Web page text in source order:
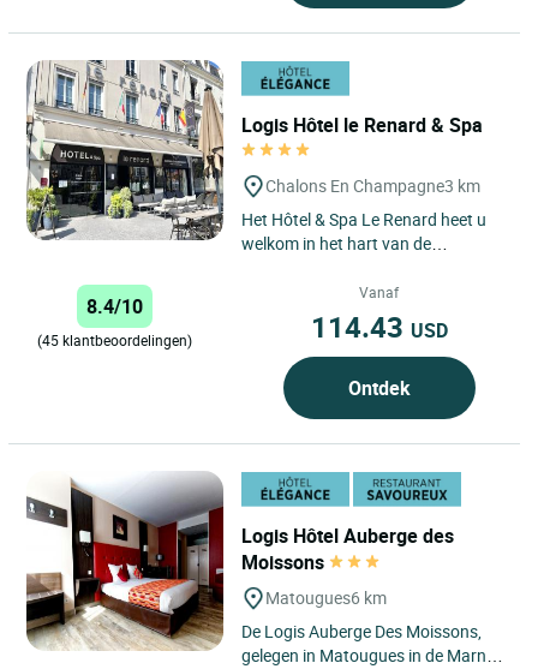
Logis Hôtel le Renard & Spa
Chalons En Champagne3 km
Het Hôtel & Spa Le Renard heet u
welkom in het hart van de
schilderachtig verblijf in een stad...
8.4/10
(45 klantbeoordelingen)
Vanaf
114.43 USD
Ontdek
Logis Hôtel Auberge des
Moissons
Matougues6 km
De Logis Auberge Des Moissons,
gelegen in Matougues in de Marne,